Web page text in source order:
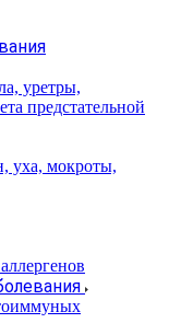
уретры,
предстательной
уха, мокроты,